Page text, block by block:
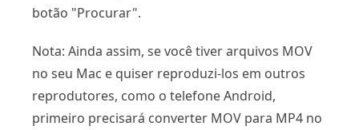
botão "Procurar".
Nota: Ainda assim, se você tiver arquivos MOV
no seu Mac e quiser reproduzi-los em outros
reprodutores, como o telefone Android,
primeiro precisará converter MOV para MP4 no